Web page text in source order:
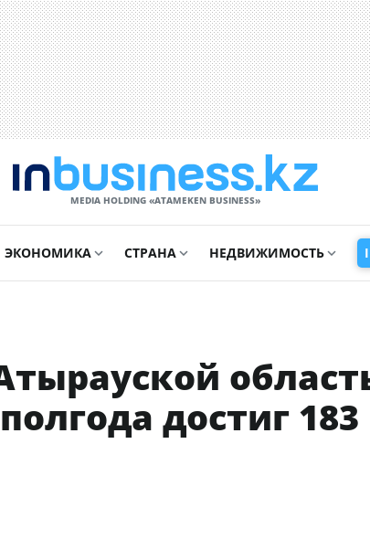
MEDIA HOLDING «ATAMEKЕN BUSINESS»
ЭКОНОМИКА СТРАНА НЕДВИЖИМОСТЬ
достиг